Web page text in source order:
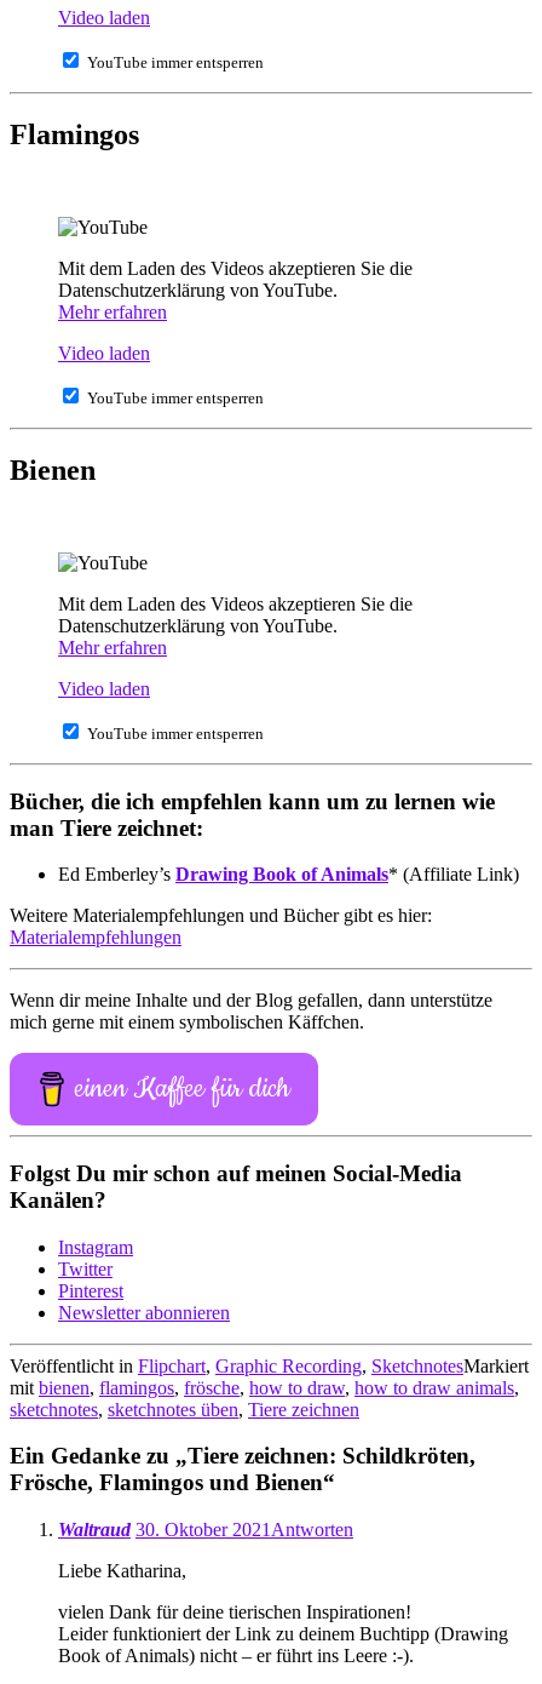
Video laden
YouTube immer entsperren
Flamingos
Mit dem Laden des Videos akzeptieren Sie die
Datenschutzerklärung von YouTube.
Mehr erfahren
Video laden
YouTube immer entsperren
Bienen
Mit dem Laden des Videos akzeptieren Sie die
Datenschutzerklärung von YouTube.
Mehr erfahren
Video laden
YouTube immer entsperren
Bücher, die ich empfehlen kann um zu lernen wie
man Tiere zeichnet:
Ed Emberley’s Drawing Book of Animals* (Affiliate Link)
Weitere Materialempfehlungen und Bücher gibt es hier:
Materialempfehlungen
Wenn dir meine Inhalte und der Blog gefallen, dann unterstütze
mich gerne mit einem symbolischen Käffchen.
einen Kaffee für dich
Folgst Du mir schon auf meinen Social-Media
Kanälen?
Instagram
Twitter
Pinterest
Newsletter abonnieren
Veröffentlicht in Flipchart, Graphic Recording, SketchnotesMarkiert
mit bienen, flamingos, frösche, how to draw, how to draw animals,
sketchnotes, sketchnotes üben, Tiere zeichnen
Ein Gedanke zu „Tiere zeichnen: Schildkröten,
Frösche, Flamingos und Bienen“
Waltraud 30. Oktober 2021 Antworten
Liebe Katharina,
vielen Dank für deine tierischen Inspirationen!
Leider funktioniert der Link zu deinem Buchtipp (Drawing
Book of Animals) nicht – er führt ins Leere :-).